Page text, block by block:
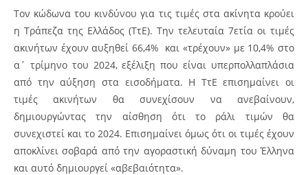
Τον κώδωνα του κινδύνου για τις τιμές στα ακίνητα κρούει
η Τράπεζα της Ελλάδος (ΤτΕ). Την τελευταία 7ετία οι τιμές
ακινήτων έχουν αυξηθεί 66,4% και «τρέχουν» με 10,4% στο
α΄ τρίμηνο του 2024, εξέλιξη που είναι υπερπολλαπλάσια
από την αύξηση στα εισοδήματα. Η ΤτΕ επισημαίνει οι
τιμές ακινήτων θα συνεχίσουν να ανεβαίνουν,
δημιουργώντας την αίσθηση ότι το ράλι τιμών θα
συνεχιστεί και το 2024. Επισημαίνει όμως ότι οι τιμές έχουν
αποκλίνει σοβαρά από την αγοραστική δύναμη του Έλληνα
και αυτό δημιουργεί «αβεβαιότητα».